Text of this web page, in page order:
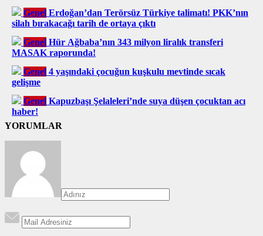
Genel Erdoğan’dan Terörsüz Türkiye talimatı! PKK’nın
silah bırakacağı tarih de ortaya çıktı
Genel Hür Ağbaba’nın 343 milyon liralık transferi
MASAK raporunda!
Genel 4 yaşındaki çocuğun kuşkulu mevtinde sıcak
gelişme
Genel Kapuzbaşı Şelaleleri’nde suya düşen çocuktan acı
haber!
YORUMLAR